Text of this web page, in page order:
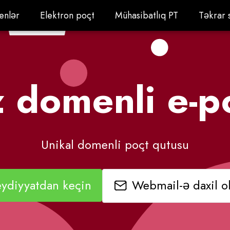
Elektron poçt
Elektron poçt Mühasibatlıq PT
Mühasibatlıq PT Təkrar
Təkrar
domenli e-
Unikal domenli poçt qutusu
keçin Webmail-ə daxil